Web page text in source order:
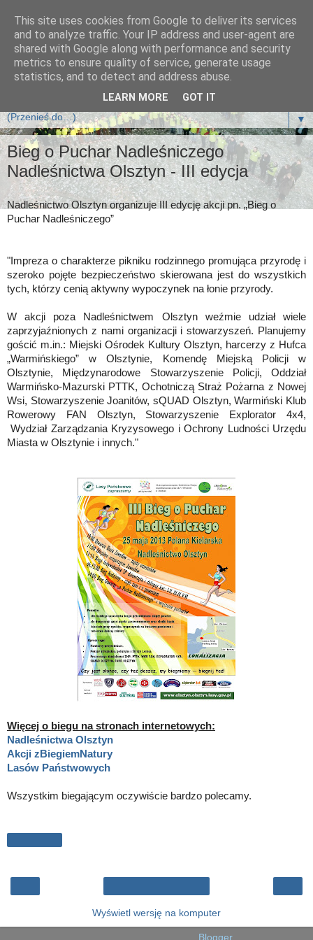
Klub Biegających Leśników
Klub Biegających Leśników jest klubem sportowym i działa
na zasadzie Stowarzyszenia.
▼
Bieg o Puchar Nadleśniczego
Nadleśnictwa Olsztyn - III edycja
Nadleśnictwo Olsztynorganizuje III edycję akcji pn. „Bieg o
Puchar Nadleśniczego”
"Impreza o charakterze pikniku rodzinnego promująca przyrodę i
szeroko pojęte bezpieczeństwo skierowana jest do wszystkich
tych, którzy cenią aktywny wypoczynek na łonie przyrody.
W akcji poza Nadleśnictwem Olsztyn weźmie udział wiele
zaprzyjaźnionych z nami organizacji i stowarzyszeń. Planujemy
gościć m.in.: Miejski Ośrodek Kultury Olsztyn, harcerzy z Hufca
„Warmińskiego” w Olsztynie, Komendę Miejską Policji w
Olsztynie, Międzynarodowe Stowarzyszenie Policji, Oddział
Warmińsko-Mazurski PTTK, Ochotniczą Straż Pożarna z Nowej
Wsi, Stowarzyszenie Joanitów, sQUAD Olsztyn, Warmiński Klub
Rowerowy FAN Olsztyn, Stowarzyszenie Explorator 4x4,
Wydział Zarządzania Kryzysowego i Ochrony Ludności Urzędu
Miasta w Olsztynie i innych."
Więcej o biegu na stronach internetowych:
Nadleśnictwa Olsztyn
Akcji zBiegiemNatury
Lasów Państwowych
Wszystkim biegającym oczywiście bardzo polecamy.
Wyświetl wersję na komputer
Blogger.
This site uses cookies from Google to deliver its services
and to analyze traffic. Your IP address and user-agent are
shared with Google along with performance and security
metrics to ensure quality of service, generate usage
statistics, and to detect and address abuse.
LEARN MORE GOT IT